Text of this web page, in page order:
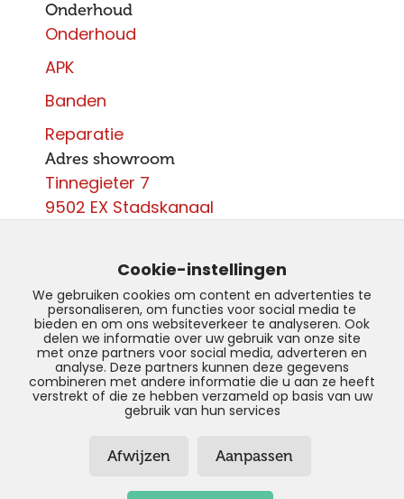
Onderhoud
Onderhoud
APK
Banden
Reparatie
Adres showroom
Tinnegieter 7
9502 EX Stadskanaal
info@autoparcours.nl
Over ons
Vacatures
AutoParcours –
Privacyverklaring–
Cookie-instellingen
We gebruiken cookies om content en advertenties te
personaliseren, om functies voor social media te
bieden en om ons websiteverkeer te analyseren. Ook
delen we informatie over uw gebruik van onze site
met onze partners voor social media, adverteren en
analyse. Deze partners kunnen deze gegevens
combineren met andere informatie die u aan ze heeft
verstrekt of die ze hebben verzameld op basis van uw
gebruik van hun services
Afwijzen Aanpassen